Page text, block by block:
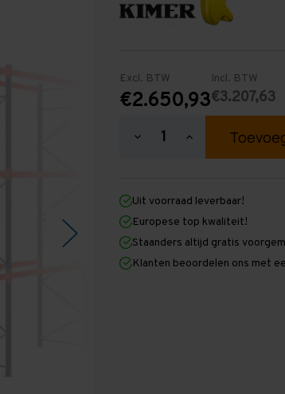
Excl. BTW
€2.650,93
Incl. BTW
€3.207,63
Hoeveelheid
5.500
mm
x
16.000
mm
x
1.100
Hoeveelheid
verhogen
5.500
mm
x
16.000
mm
x
1.100
Uit voorraad leverbaar!
Europese top kwaliteit!
Staanders altijd gratis
Klanten beoordelen ons met